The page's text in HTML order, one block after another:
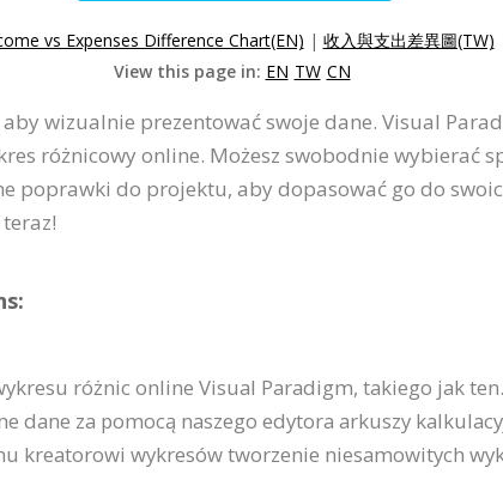
vs Expenses Difference Chart(EN) | 收入與支出差異圖(TW)
View this page in: EN TW CN
wizualnie prezentować swoje dane. Visual
różnicowy online. Możesz swobodnie wybierać
poprawki do projektu, aby dopasować go do
różnic online Visual Paradigm, takiego jak
dane za pomocą naszego edytora arkuszy
kreatorowi wykresów tworzenie niesamowitych